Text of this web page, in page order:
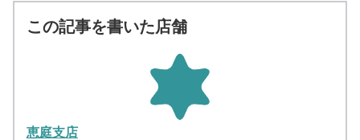
この記事を書いた店舗
恵庭支店